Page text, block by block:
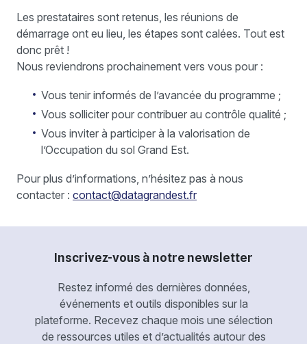
Les prestataires sont retenus, les réunions de
démarrage ont eu lieu, les étapes sont calées. Tout est
donc prêt !
Nous reviendrons prochainement vers vous pour :
Vous tenir informés de l’avancée du programme ;
Vous solliciter pour contribuer au contrôle qualité ;
Vous inviter à participer à la valorisation de
l’Occupation du sol Grand Est.
Pour plus d’informations, n’hésitez pas à nous
contacter : contact@datagrandest.fr
Inscrivez-vous à notre newsletter
Restez informé des dernières données,
événements et outils disponibles sur la
plateforme. Recevez chaque mois une sélection
de ressources utiles et d’actualités autour des